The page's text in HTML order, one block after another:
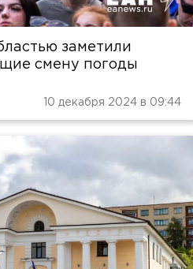
заметили
смену погоды
10 декабря 2024 в 09:44